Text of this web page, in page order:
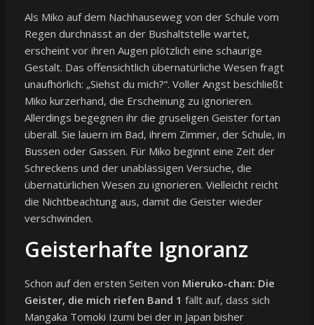
Als Miko auf dem Nachhauseweg von der Schule vom
Regen durchnässt an der Bushaltstelle wartet,
erscheint vor ihren Augen plötzlich eine schaurige
Gestalt. Das offensichtlich übernatürliche Wesen fragt
unaufhörlich: „Siehst du mich?“. Voller Angst beschließt
Miko kurzerhand, die Erscheinung zu ignorieren.
Allerdings begegnen ihr die gruseligen Geister fortan
überall. Sie lauern im Bad, ihrem Zimmer, der Schule, in
Bussen oder Gassen. Für Miko beginnt eine Zeit der
Schreckens und der unablässigen Versuche, die
übernatürlichen Wesen zu ignorieren. Vielleicht reicht
die Nichtbeachtung aus, damit die Geister wieder
verschwinden.
Geisterhafte Ignoranz
Schon auf den ersten Seiten von Mieruko-chan: Die
Geister, die mich riefen Band 1 fällt auf, dass sich
Mangaka Tomoki Izumi bei der in Japan bisher